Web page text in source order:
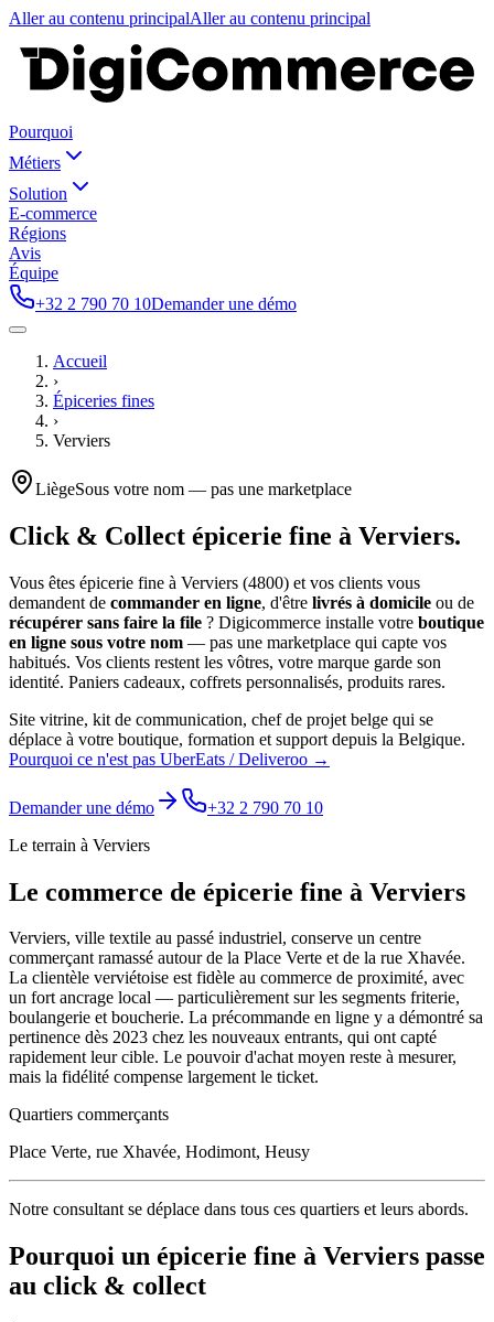
Aller au contenu principalAller au contenu principal
Pourquoi
Métiers
Solution
E-commerce
Régions
Avis
Équipe
+32 2 790 70 10Demander une démo
Accueil
›
Épiceries fines
›
Verviers
LiègeSous votre nom — pas une marketplace
Click & Collect épicerie fine à Verviers.
Vous êtes épicerie fine à Verviers (4800) et vos clients vous
demandent de commander en ligne, d'être livrés à domicile ou de
récupérer sans faire la file ? Digicommerce installe votre boutique
en ligne sous votre nom — pas une marketplace qui capte vos
habitués. Vos clients restent les vôtres, votre marque garde son
identité. Paniers cadeaux, coffrets personnalisés, produits rares.
Site vitrine, kit de communication, chef de projet belge qui se
déplace à votre boutique, formation et support depuis la Belgique.
Pourquoi ce n'est pas UberEats / Deliveroo →
Demander une démo
+32 2 790 70 10
Le terrain à Verviers
Le commerce de épicerie fine à Verviers
Verviers, ville textile au passé industriel, conserve un centre
commerçant ramassé autour de la Place Verte et de la rue Xhavée.
La clientèle verviétoise est fidèle au commerce de proximité, avec
un fort ancrage local — particulièrement sur les segments friterie,
boulangerie et boucherie. La précommande en ligne y a démontré sa
pertinence dès 2023 chez les nouveaux entrants, qui ont capté
rapidement leur cible. Le pouvoir d'achat moyen reste à mesurer,
mais la fidélité compense largement le ticket.
Quartiers commerçants
Place Verte, rue Xhavée, Hodimont, Heusy
Notre consultant se déplace dans tous ces quartiers et leurs abords.
Pourquoi un épicerie fine à Verviers passe
au click & collect